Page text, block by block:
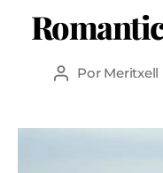
Por Meritxell